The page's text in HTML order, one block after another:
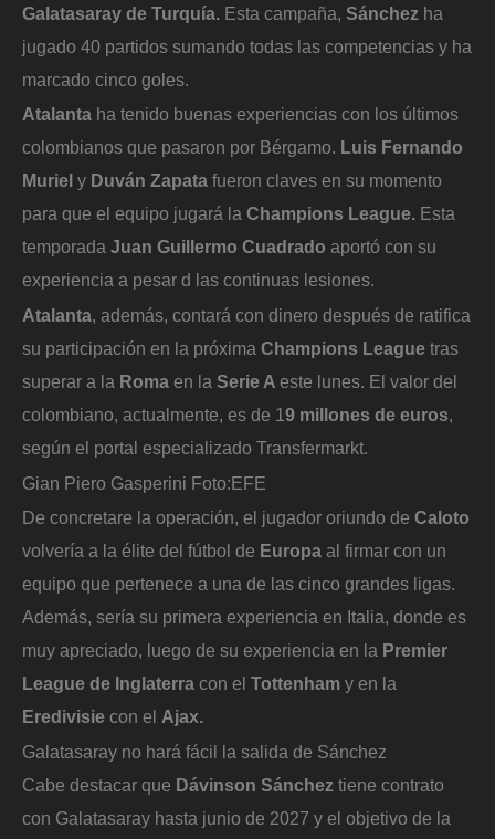
Galatasaray de Turquía. Esta campaña, Sánchez ha
jugado 40 partidos sumando todas las competencias y ha
marcado cinco goles.
Atalanta ha tenido buenas experiencias con los últimos
colombianos que pasaron por Bérgamo. Luis Fernando
Muriel y Duván Zapata fueron claves en su momento
para que el equipo jugará la Champions League. Esta
temporada Juan Guillermo Cuadrado aportó con su
experiencia a pesar d las continuas lesiones.
Atalanta, además, contará con dinero después de ratifica
su participación en la próxima Champions League tras
superar a la Roma en la Serie A este lunes. El valor del
colombiano, actualmente, es de 19 millones de euros,
según el portal especializado Transfermarkt.
Gian Piero Gasperini Foto:EFE
De concretare la operación, el jugador oriundo de Caloto
volvería a la élite del fútbol de Europa al firmar con un
equipo que pertenece a una de las cinco grandes ligas.
Además, sería su primera experiencia en Italia, donde es
muy apreciado, luego de su experiencia en la Premier
League de Inglaterra con el Tottenham y en la
Eredivisie con el Ajax.
Galatasaray no hará fácil la salida de Sánchez
Cabe destacar que Dávinson Sánchez tiene contrato
con Galatasaray hasta junio de 2027 y el objetivo de la